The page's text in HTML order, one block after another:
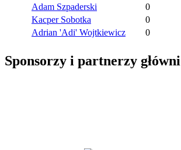
Adam Szpaderski
0
Kacper Sobotka
0
Adrian 'Adi' Wojtkiewicz
0
Sponsorzy i partnerzy główni